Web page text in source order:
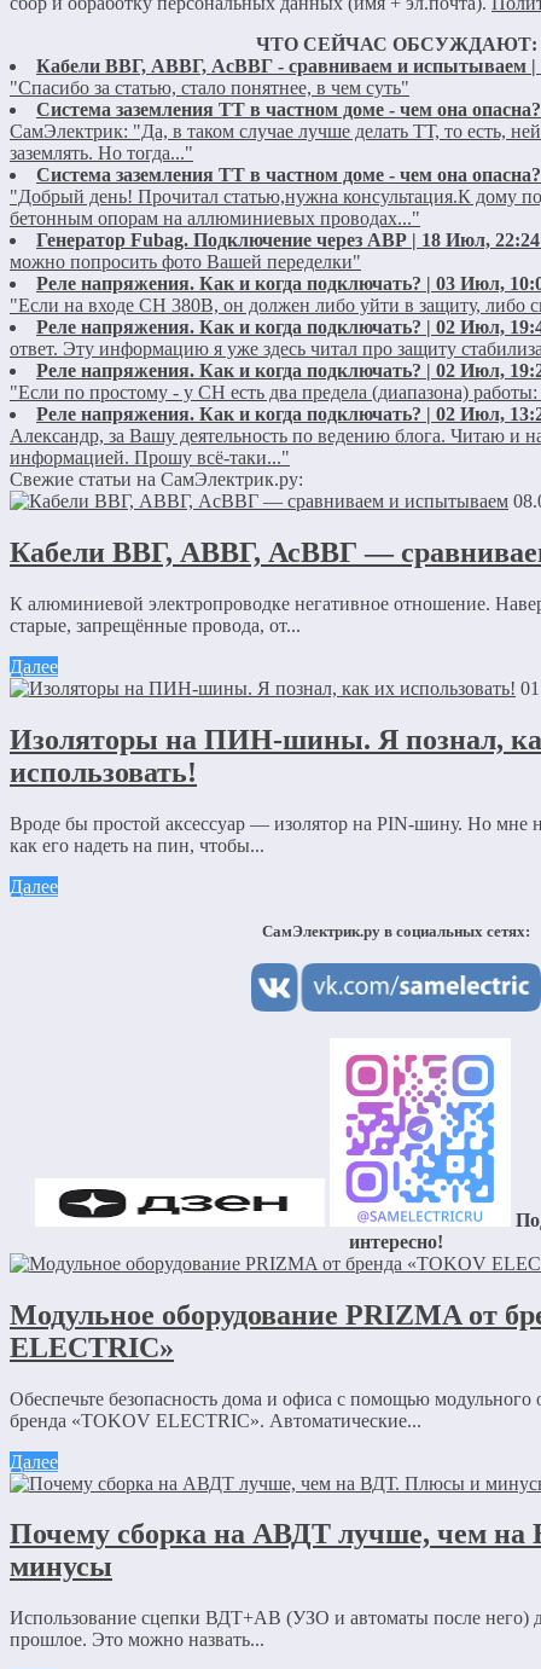
ЧТО СЕЙЧАС ОБСУЖДАЮТ:
Кабели ВВГ, АВВГ, АсВВГ - сравниваем и испытываем |
"Спасибо за статью, стало понятнее, в чем суть"
Система заземления ТТ в частном доме - чем она
СамЭлектрик: "Да, в таком случае лучше делать ТТ, то есть,
заземлять. Но тогда..."
Система заземления ТТ в частном доме - чем она
"Добрый день! Прочитал статью,нужна консультация.К дому
бетонным опорам на аллюминиевых проводах..."
Генератор Fubag. Подключение через АВР | 18 Июл, 22:24
можно попросить фото Вашей переделки"
Реле напряжения. Как и когда подключать? | 03 Июл,
"Если на входе СН 380В, он должен либо уйти в защиту, либо
Реле напряжения. Как и когда подключать? | 02 Июл,
ответ. Эту информацию я уже здесь читал про защиту
Реле напряжения. Как и когда подключать? | 02 Июл,
"Если по простому - у СН есть два предела (диапазона)
Реле напряжения. Как и когда подключать? | 02 Июл,
Александр, за Вашу деятельность по ведению блога. Читаю и
информацией. Прошу всё-таки..."
Свежие статьи на СамЭлектрик.ру:
Кабели ВВГ, АВВГ, АсВВГ —
К алюминиевой электропроводке негативное отношение.
старые, запрещённые провода, от...
Далее
Изоляторы на ПИН-шины. Я познал,
использовать!
Вроде бы простой аксессуар — изолятор на PIN-шину. Но мне
как его надеть на пин, чтобы...
Далее
СамЭлектрик.ру в социальных сетях:
интересно!
Модульное оборудование PRIZMA от
ELECTRIC»
Обеспечьте безопасность дома и офиса с помощью
бренда «TOKOV ELECTRIC». Автоматические...
Далее
Почему сборка на АВДТ лучше, чем
минусы
Использование сцепки ВДТ+АВ (УЗО и автоматы после него)
прошлое. Это можно назвать...